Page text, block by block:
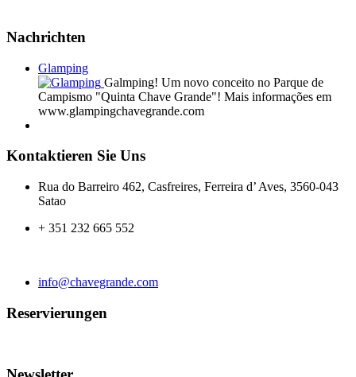
Nachrichten
Glamping
Galmping! Um novo conceito no Parque de
Campismo "Quinta Chave Grande"! Mais informações em
www.glampingchavegrande.com
Kontaktieren Sie Uns
Rua do Barreiro 462, Casfreires, Ferreira d’ Aves, 3560-043
Satao
+ 351 232 665 552
info@chavegrande.com
Reservierungen